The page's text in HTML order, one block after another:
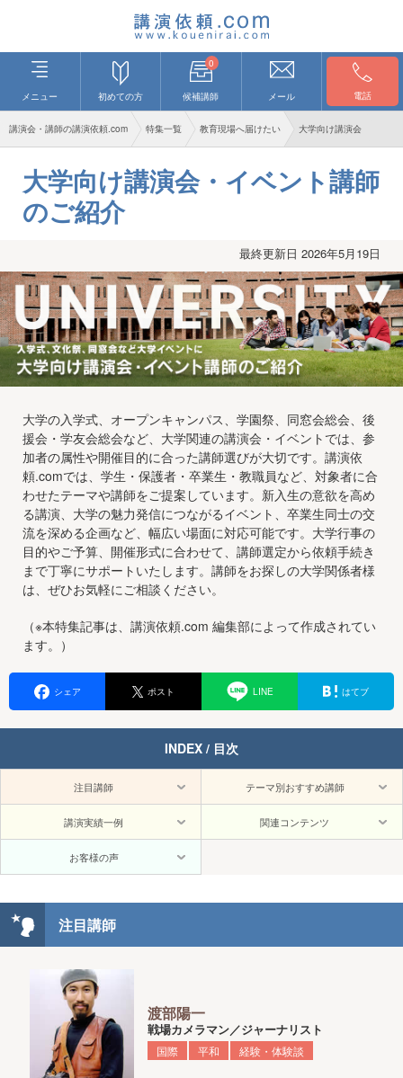
メニュー 初めての方
0
候補講師 メール 電話
講演会・講師の講演依頼.com 特集一覧 教育現場へ届けたい 大学向け講演会
大学向け講演会・イベント講師
のご紹介
最終更新日 2026年5月19日
大学の入学式、オープンキャンパス、学園祭、同窓会総会、後
援会・学友会総会など、大学関連の講演会・イベントでは、参
加者の属性や開催目的に合った講師選びが大切です。講演依
頼.comでは、学生・保護者・卒業生・教職員など、対象者に合
わせたテーマや講師をご提案しています。新入生の意欲を高め
る講演、大学の魅力発信につながるイベント、卒業生同士の交
流を深める企画など、幅広い場面に対応可能です。大学行事の
目的やご予算、開催形式に合わせて、講師選定から依頼手続き
まで丁寧にサポートいたします。講師をお探しの大学関係者様
は、ぜひお気軽にご相談ください。
（※本特集記事は、講演依頼.com 編集部によって作成されてい
ます。）
シェア ポスト LINE はてブ
INDEX / 目次
注目講師 テーマ別おすすめ講師
講演実績一例 関連コンテンツ
お客様の声
注目講師
渡部陽一
戦場カメラマン／ジャーナリスト
国際 平和 経験・体験談